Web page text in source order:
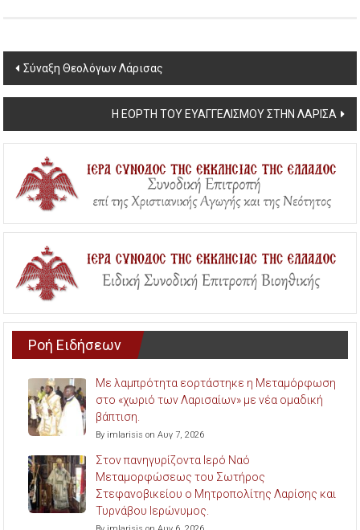
Post
navigation
Σύναξη Θεολόγων Λάρισας
Η ΕΟΡΤΗ ΤΟΥ ΕΥΑΓΓΕΛΙΣΜΟΥ ΣΤΗΝ ΛΑΡΙΣΑ
Ροή Ειδήσεων
Με λαμπρότητα εορτάστηκε η Μεταμόρφωση
στο «χωριό των Λαρισαίων» με νέα ομαδική
βάπτιση.
By imlarisis on Αυγ 7, 2026
Στον πανηγυρίζοντα Ιερό Ναό
Μεταμορφώσεως του Σωτήρος
Στεφανοβικείου ο Μητροπολίτης Λαρίσης και
Τυρνάβου Ιερώνυμος.